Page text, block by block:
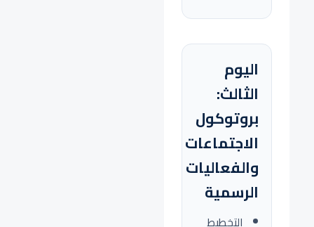
اليوم
الثالث:
بروتوكول
الاجتماعات
والفعاليات
الرسمية
التخطيط